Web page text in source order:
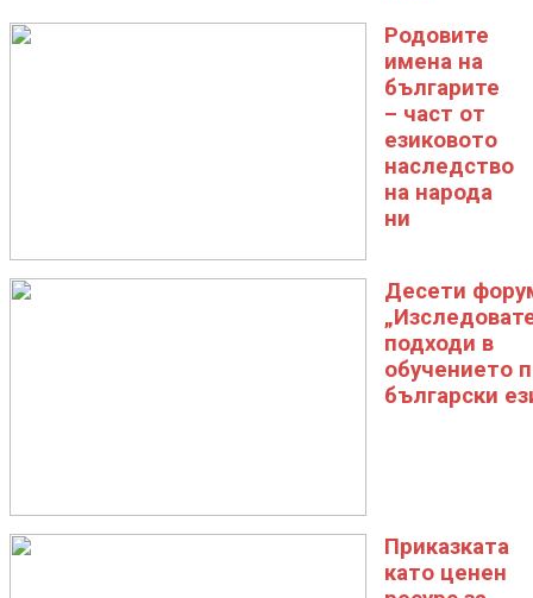
Родовите
имена на
българите
– част от
езиковото
наследство
на народа
ни
Десети
подходи в
обучението
български
Приказката
като ценен